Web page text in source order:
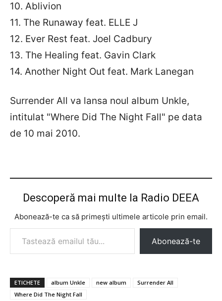
10. Ablivion
11. The Runaway feat. ELLE J
12. Ever Rest feat. Joel Cadbury
13. The Healing feat. Gavin Clark
14. Another Night Out feat. Mark Lanegan
Surrender All va lansa noul album Unkle,
intitulat "Where Did The Night Fall" pe data
de 10 mai 2010.
Descoperă mai multe la Radio DEEA
Abonează-te ca să primești ultimele articole prin email.
Tastează emailul tău...
Abonează-te
ETICHETE album Unkle new album
Surrender All
Where Did The Night Fall